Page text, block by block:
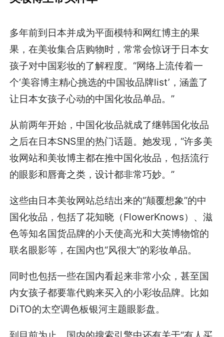
多年前到日本并成为平面模特和网红博主的果
果，在美妆集合店购物时，常常会惊讶于日本女
孩子对中国彩妆的了解程度。“网络上流传着一
个‘美容博主精心挑选的中国妆品牌list’，涵盖了
让日本女孩子心动的中国化妆品单品。”
从前两年开始，中国化妆品就成了继韩国化妆品
之后在日本SNS里的热门话题。她发现，“许多美
妆网站和美妆博主都在推中国化妆品，包括流行
的眼影和唇膏之类，设计都非常巧妙。”
这些由日本美妆网站总结出来的“颠覆想象”的中
国化妆品，包括了花知晓（FlowerKnows）、滋
色等知名国货品牌的小天使高光和大英博物馆的
联名眼影等，在国内也“风很大”的彩妆单品。
同时也包括一些在国内看起来非常小众，甚至国
内女孩子都要靠代购来买入的小彩妆品牌。比如
DiTO的太空调色板银河主题眼影盘。